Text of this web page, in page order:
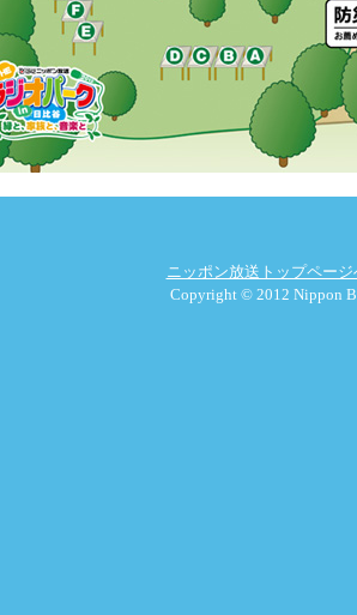
ニッポン放送トップページ
Copyright © 2012 Nippon